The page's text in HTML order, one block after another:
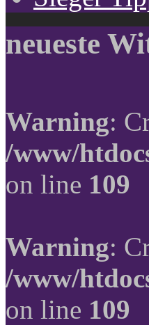
neueste
Warning:
/www/
on line 109
Warning:
/www/
on line 109